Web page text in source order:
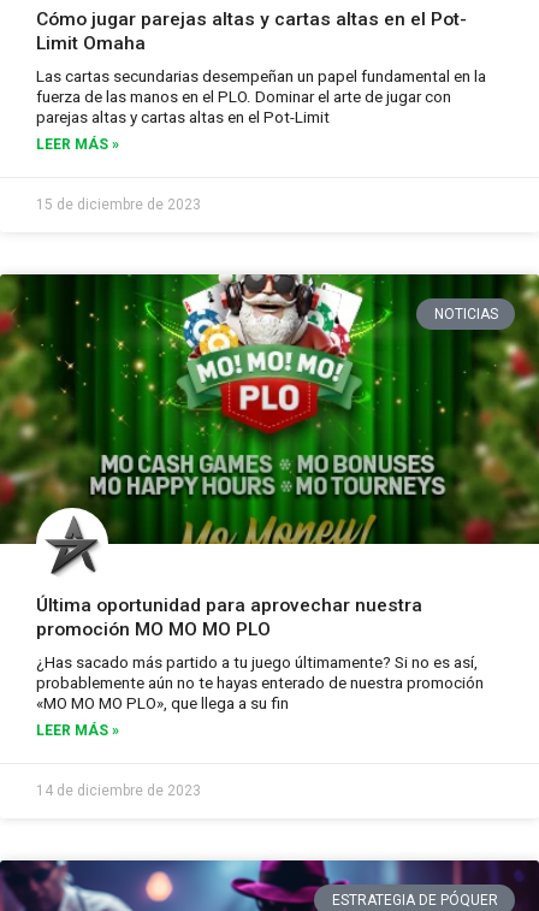
Cómo jugar parejas altas y cartas altas en el Pot-
Limit Omaha
Las cartas secundarias desempeñan un papel fundamental en la
fuerza de las manos en el PLO. Dominar el arte de jugar con
parejas altas y cartas altas en el Pot-Limit
LEER MÁS »
15 de diciembre de 2023
NOTICIAS
Última oportunidad para aprovechar nuestra
promoción MO MO MO PLO
¿Has sacado más partido a tu juego últimamente? Si no es así,
probablemente aún no te hayas enterado de nuestra promoción
«MO MO MO PLO», que llega a su fin
LEER MÁS »
14 de diciembre de 2023
ESTRATEGIA DE PÓQUER